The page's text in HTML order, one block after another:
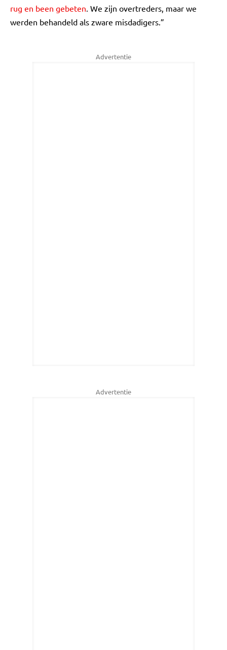
rug en been gebeten. We zijn overtreders, maar we
werden behandeld als zware misdadigers.”
Advertentie
Advertentie